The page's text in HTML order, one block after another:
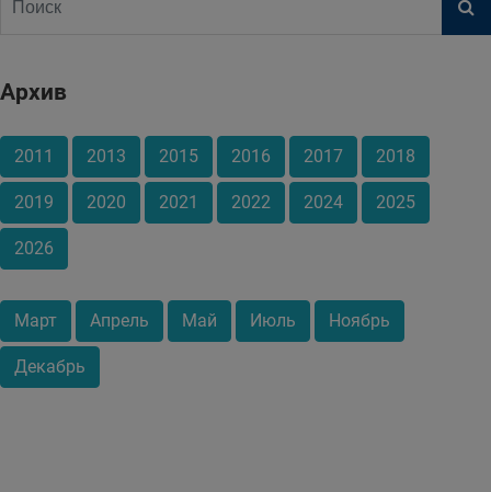
Архив
2011 2013 2015 2016 2017 2018
2019 2020 2021 2022 2024 2025
2026
Март Апрель Май Июль Ноябрь
Декабрь